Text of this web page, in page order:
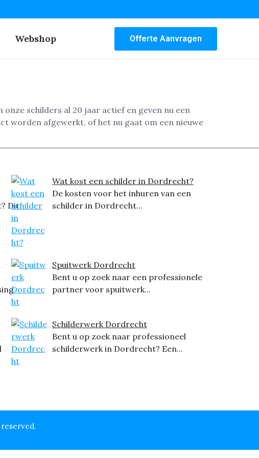
Webshop Offerte Aanvragen
schilders al 20 jaar actief en geven nu een
worden afgewerkt, of het nu gaat om een nieuwe
Dit
Wat kost een schilder in Dordrecht?
De kosten voor het inhuren van een
schilder in Dordrecht...
Spuitwerk Dordrecht
Bent u op zoek naar een professionele
partner voor spuitwerk...
Schilderwerk Dordrecht
Bent u op zoek naar professioneel
schilderwerk in Dordrecht? Een...